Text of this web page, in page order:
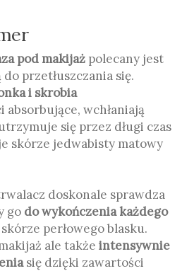
pod makijaż polecany jest
przetłuszczania się.
i skrobia
absorbujące, wchłaniają
się przez długi czas
skórze jedwabisty matowy
doskonale sprawdza
go do wykończenia każdego
perłowego blasku.
ale także intensywnie
się dzięki zawartości